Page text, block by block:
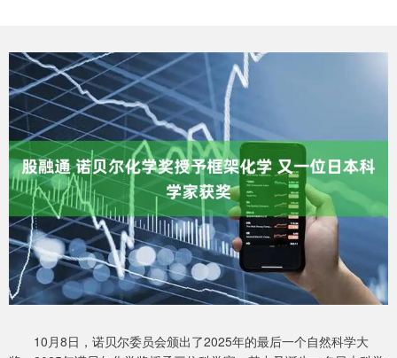
10月8日，诺贝尔委员会颁出了2025年的最后一个自然科学大